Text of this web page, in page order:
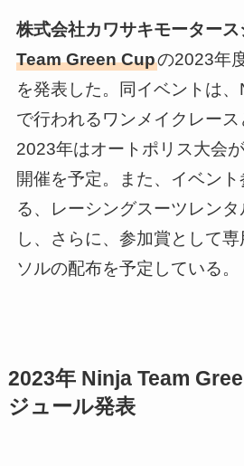
株式会社カワサキモータース
Team Green Cupの2023年
を発表した。同イベントは
で行われるワンメイクレース
2023年はオートポリス大会
開催を予定。また、イベン
る、レーシングスーツレン
し、さらに、参加賞として
ソルの配布を予定している。
2023年 Ninja Team
ジュール発表